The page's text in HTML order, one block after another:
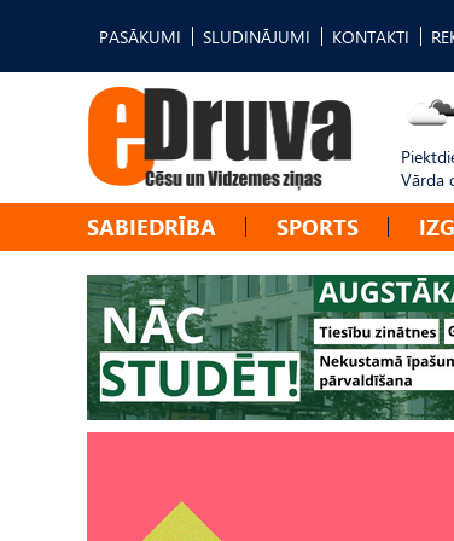
PASĀKUMI SLUDINĀJUMI KONTAKTI
Vārda
SABIEDRĪBA SPORTS